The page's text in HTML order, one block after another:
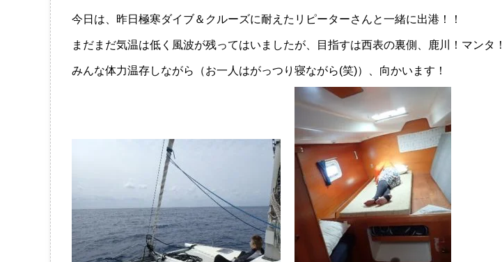
今日は、昨日極寒ダイブ＆クルーズに耐えたリピーターさんと一緒に出港！！
まだまだ気温は低く風波が残ってはいましたが、目指すは西表の裏側、鹿川！マンタ！
みんな体力温存しながら（お一人はがっつり寝ながら(笑)）、向かいます！